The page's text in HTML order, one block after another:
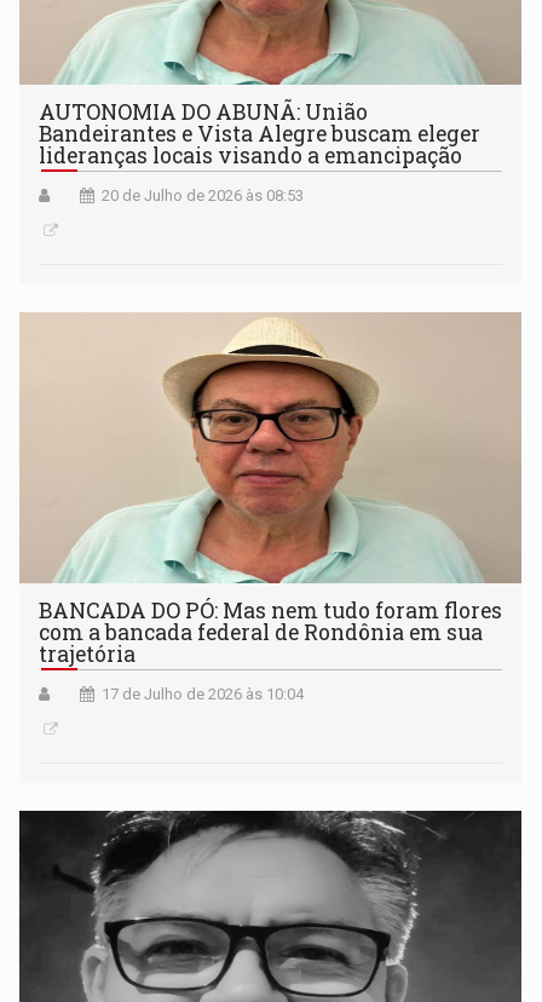
AUTONOMIA DO ABUNÃ: União
Bandeirantes e Vista Alegre buscam eleger
lideranças locais visando a emancipação
20 de Julho de 2026 às 08:53
BANCADA DO PÓ: Mas nem tudo foram flores
com a bancada federal de Rondônia em sua
trajetória
17 de Julho de 2026 às 10:04